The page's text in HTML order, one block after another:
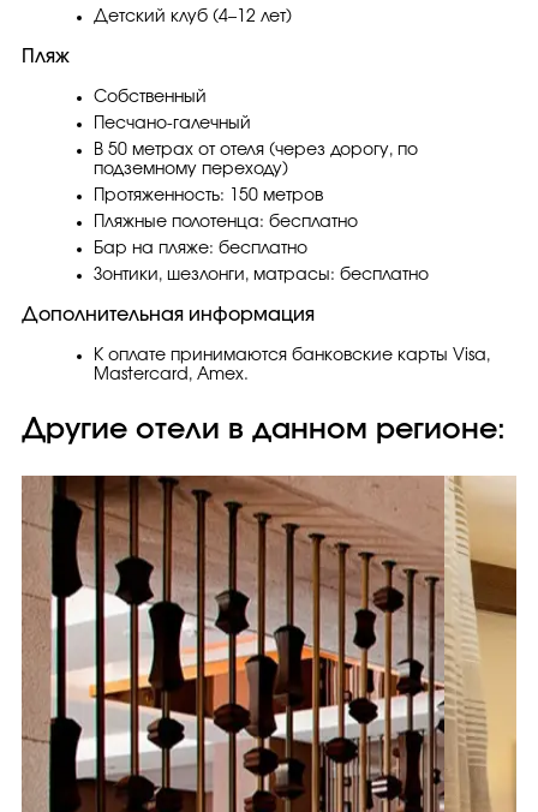
Детский клуб (4–12 лет)
Пляж
Собственный
Песчано-галечный
В 50 метрах от отеля (через дорогу, по
подземному переходу)
Протяженность: 150 метров
Пляжные полотенца: бесплатно
Бар на пляже: бесплатно
Зонтики, шезлонги, матрасы: бесплатно
Дополнительная информация
К оплате принимаются банковские карты Visa,
Mastercard, Amex.
Другие отели в данном регионе: